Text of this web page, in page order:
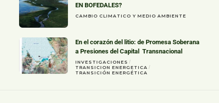
EN BOFEDALES?
CAMBIO CLIMATICO Y MEDIO AMBIENTE
En el corazón del litio: de Promesa Soberana
a Presiones del Capital Transnacional
INVESTIGACIONES
TRANSICION ENERGETICA
TRANSICIÓN ENERGÉTICA